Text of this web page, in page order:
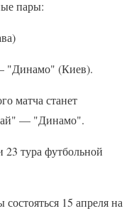
пары:
"Динамо" (Киев).
матча станет
— "Динамо".
23 тура футбольной
15 апреля на